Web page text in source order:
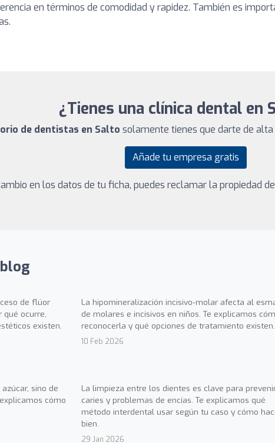
en términos de comodidad y rapidez. También es
¿Tienes una clínica dental en
de dentistas en Salto solamente tienes que darte de
Añade tu empresa gratis
en los datos de tu ficha, puedes reclamar la propiedad
de flúor
qué ocurre,
existen.
La hipomineralización incisivo-molar afecta al
de molares e incisivos en niños. Te explicamos
reconocerla y qué opciones de tratamiento existen.
10 Feb 2026
sino de
cómo
La limpieza entre los dientes es clave para
caries y problemas de encías. Te explicamos qué
método interdental usar según tu caso y cómo
bien.
29 Jan 2026